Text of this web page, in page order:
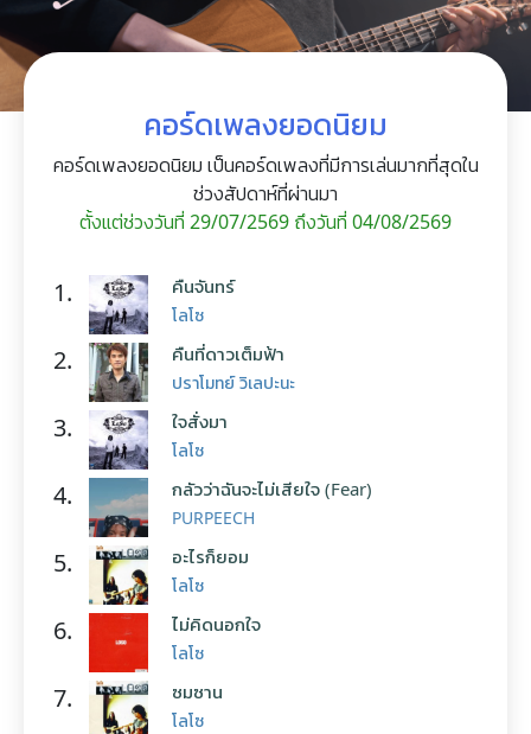
คอร์ดเพลงยอดนิยม
คอร์ดเพลงยอดนิยม เป็นคอร์ดเพลงที่มีการเล่นมากที่สุดใน
ช่วงสัปดาห์ที่ผ่านมา
ตั้งแต่ช่วงวันที่ 29/07/2569 ถึงวันที่ 04/08/2569
1. คืนจันทร์
โลโซ
2. คืนที่ดาวเต็มฟ้า
ปราโมทย์ วิเลปะนะ
3. ใจสั่งมา
โลโซ
4. กลัวว่าฉันจะไม่เสียใจ (Fear)
PURPEECH
5. อะไรก็ยอม
โลโซ
6. ไม่คิดนอกใจ
โลโซ
7. ซมซาน
โลโซ